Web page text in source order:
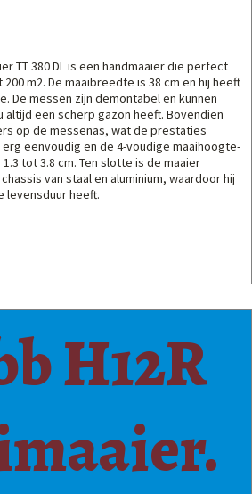
TT 380 DL is een handmaaier die perfect
m2. De maaibreedte is 38 cm en hij heeft
De messen zijn demontabel en kunnen
een scherp gazon heeft. Bovendien
op de messenas, wat de prestaties
eenvoudig en de 4-voudige maaihoogte-
tot 3.8 cm. Ten slotte is de maaier
van staal en aluminium, waardoor hij
levensduur heeft.
H12R